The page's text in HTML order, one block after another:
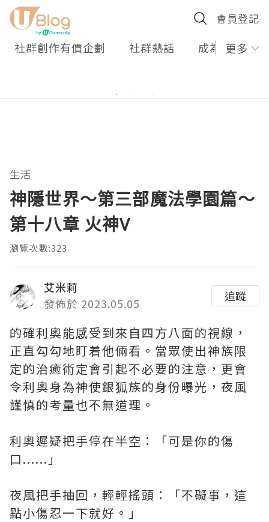
會員登記
社群創作有價企劃 社群熱話 成為U更多
生活
神隱世界～第三部魔法學園篇～
第十八章 火神V
瀏覽次數:323
艾米莉
發佈於 2023.05.05
追蹤
的確利奧能感受到來自四方八面的視線，
正直勾勾地盯着他倆看。當眾使出神族限
定的治癒術定會引起不必要的注意，更會
令利奧身為神使銀狐族的身份曝光，夜風
謹慎的考量也不無道理。
利奧遲疑把手停在半空：「可是你的傷
口......」
夜風把手抽回，輕輕搖頭：「不礙事，這
點小傷忍一下就好。」